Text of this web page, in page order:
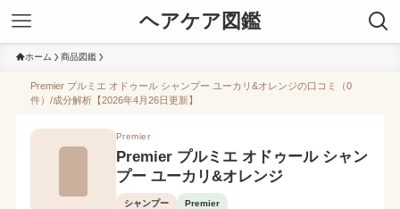
ヘアケア図鑑
ホーム 商品図鑑
Premier プルミエ オドゥール シャンプー ユーカリ&オレンジの口コミ（0
件）/成分解析【2026年4月26日更新】
Premier
Premier プルミエ オドゥール シャン
プー ユーカリ&オレンジ
シャンプー Premier